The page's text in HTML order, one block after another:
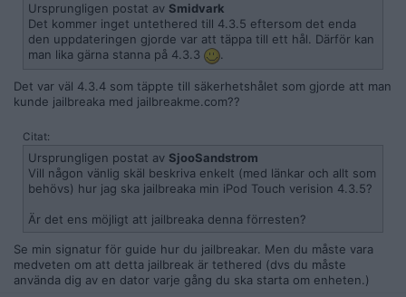
Ursprungligen postat av Smidvark
Det kommer inget untethered till 4.3.5 eftersom det enda
den uppdateringen gjorde var att täppa till ett hål. Därför kan
man lika gärna stanna på 4.3.3
.
Det var väl 4.3.4 som täppte till säkerhetshålet som gjorde att man
kunde jailbreaka med jailbreakme.com??
Citat:
Ursprungligen postat av SjooSandstrom
Vill någon vänlig skäl beskriva enkelt (med länkar och allt som
behövs) hur jag ska jailbreaka min iPod Touch verision 4.3.5?
Är det ens möjligt att jailbreaka denna förresten?
Se min signatur för guide hur du jailbreakar. Men du måste vara
medveten om att detta jailbreak är tethered (dvs du måste
använda dig av en dator varje gång du ska starta om enheten.)